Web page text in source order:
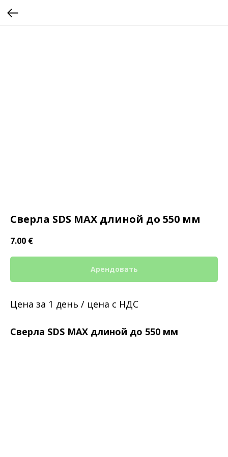
Сверла SDS MAX длиной до 550 мм
7.00 €
Арендовать
Цена за 1 день / цена с НДС
Сверла SDS MAX длиной до 550 мм